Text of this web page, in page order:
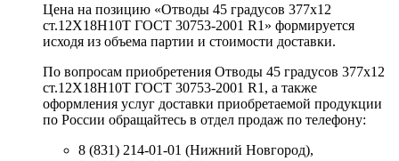
Цена на позицию «Отводы 45 градусов 377х12
ст.12Х18Н10Т ГОСТ 30753-2001 R1» формируется
исходя из объема партии и стоимости доставки.
По вопросам приобретения Отводы 45 градусов 377х12
ст.12Х18Н10Т ГОСТ 30753-2001 R1, а также
оформления услуг доставки приобретаемой продукции
по России обращайтесь в отдел продаж по телефону:
8 (831) 214-01-01 (Нижний Новгород),